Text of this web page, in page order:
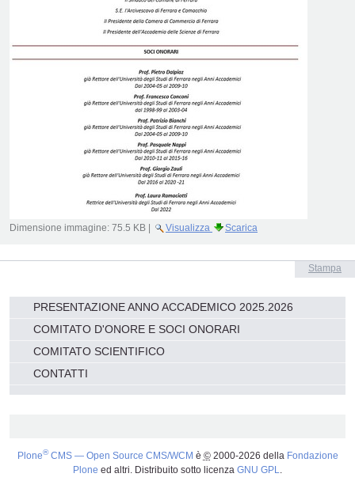
Dimensione immagine: 75.5 KB | Visualizza Scarica
Stampa
Navigazione
PRESENTAZIONE ANNO ACCADEMICO 2025.2026
COMITATO D'ONORE E SOCI ONORARI
COMITATO SCIENTIFICO
CONTATTI
Plone®CMS — Open Source CMS/WCM è ©2000-2026 della Fondazione
Plone ed altri. Distribuito sotto licenza GNU GPL